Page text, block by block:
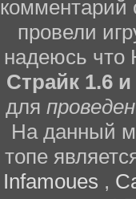
комментарий
провели
надеюсь
Страйк 1.6
для
На данный
топе
Infamoues ,